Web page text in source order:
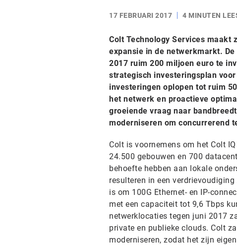
17 FEBRUARI 2017 4 MINUTEN
Colt Technology Services maakt
expansie in de netwerkmarkt.
2017 ruim 200 miljoen euro te
strategisch investeringsplan
investeringen oplopen tot ruim
het netwerk en proactieve
groeiende vraag naar
moderniseren om concurrerend
Colt is voornemens om het Colt
24.500 gebouwen en 700
behoefte hebben aan lokale
resulteren in een
is om 100G Ethernet- en IP-
met een capaciteit tot 9,6 Tbps
netwerklocaties tegen juni 2017
private en publieke clouds. Colt
moderniseren, zodat het zijn